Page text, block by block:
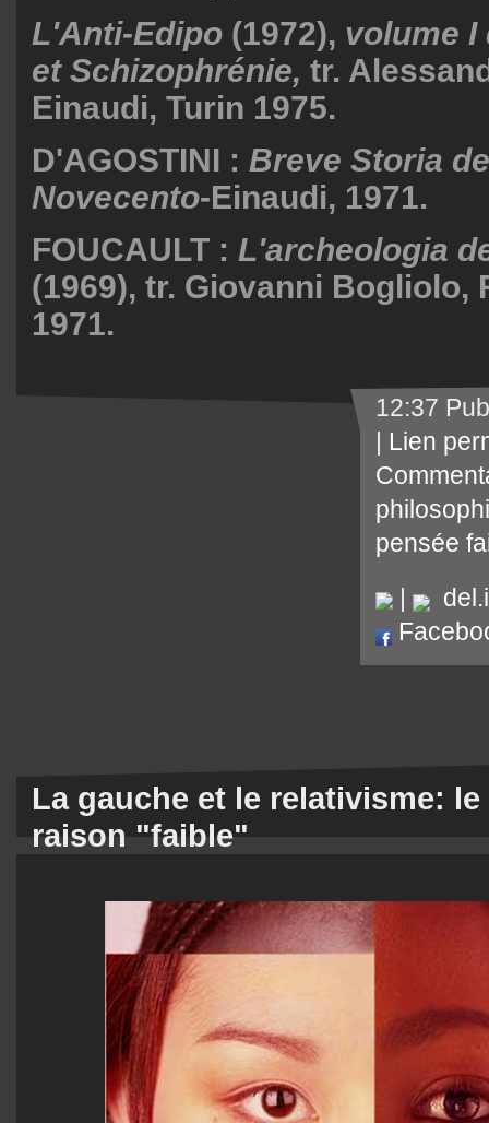
L'Anti-Edipo (1972), volume I
et Schizophrénie, tr.
Einaudi, Turin 1975.
D'AGOSTINI : Breve Storia
Novecento-Einaudi, 1971.
FOUCAULT : L'archeologia
(1969), tr. Giovanni Bogliolo,
1971.
12:37
| Lien
pensée
|
La gauche et le relativisme:
raison "faible"